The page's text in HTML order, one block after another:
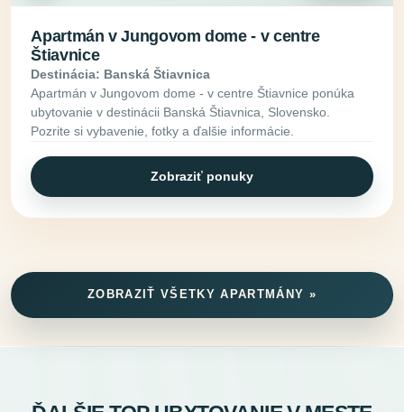
Apartmán v Jungovom dome - v centre
Štiavnice
Destinácia: Banská Štiavnica
Apartmán v Jungovom dome - v centre Štiavnice ponúka
ubytovanie v destinácii Banská Štiavnica, Slovensko.
Pozrite si vybavenie, fotky a ďalšie informácie.
Zobraziť ponuky
ZOBRAZIŤ VŠETKY APARTMÁNY »